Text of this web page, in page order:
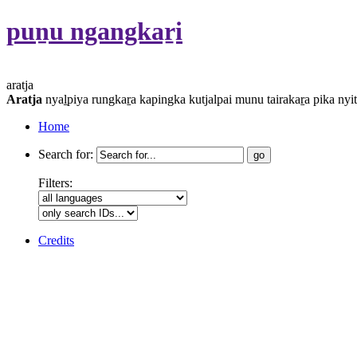
puṉu ngangkaṟi
aratja
Aratja nyaḻpiya rungkaṟa kapingka kutjalpai munu tairakaṟa pika
Home
Search for:
Filters:
Credits